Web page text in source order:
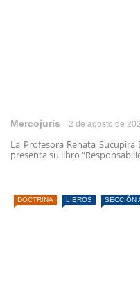
Mercojuris 2 de agosto de
La Profesora Renata
presenta su libro
DOCTRINA LIBROS SECCIÓN